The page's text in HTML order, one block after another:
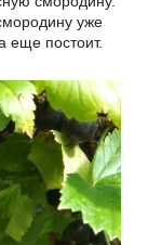
уже
еще постоит.